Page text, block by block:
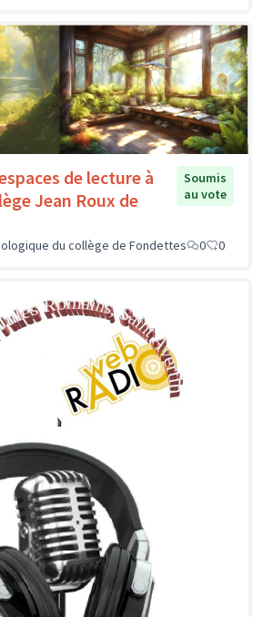
de lecture à
Jean Roux de
Soumis
au vote
du collège de Fondettes 0 0